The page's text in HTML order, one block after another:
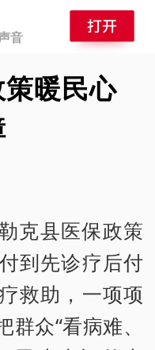
音
暖民心
克县医保政策
到先诊疗后付
救助，一项项
众“看病难、